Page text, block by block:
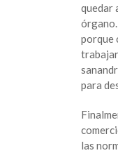
quedar
porque
para
las